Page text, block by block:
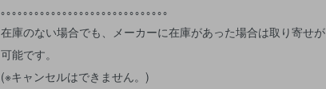
｡｡｡｡｡｡｡｡｡｡｡｡｡｡｡｡｡｡｡｡｡｡｡｡｡｡｡｡｡｡
在庫のない場合でも、メーカーに在庫があった場合は取り寄せが
可能です。
(※キャンセルはできません。)